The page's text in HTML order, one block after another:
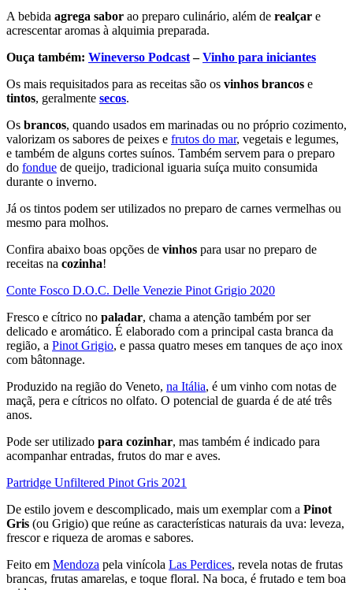
A bebida agrega sabor ao preparo culinário, além de realçar e
acrescentar aromas à alquimia preparada.
Ouça também: Wineverso Podcast–Vinho para iniciantes
Os mais requisitados para as receitas são os vinhos brancos e
tintos, geralmente secos.
Os brancos, quando usados em marinadas ou no próprio cozimento,
valorizam os sabores de peixes e frutos do mar, vegetais e legumes,
e também de alguns cortes suínos. Também servem para o preparo
do fondue de queijo, tradicional iguaria suíça muito consumida
durante o inverno.
Já os tintos podem ser utilizados no preparo de carnes vermelhas ou
mesmo para molhos.
Confira abaixo boas opções de vinhos para usar no preparo de
receitas na cozinha!
Conte Fosco D.O.C. Delle Venezie Pinot Grigio 2020
Fresco e cítrico no paladar, chama a atenção também por ser
delicado e aromático. É elaborado com a principal casta branca da
região, a Pinot Grigio, e passa quatro meses em tanques de aço inox
com bâtonnage.
Produzido na região do Veneto, na Itália, é um vinho com notas de
maçã, pera e cítricos no olfato. O potencial de guarda é de até três
anos.
Pode ser utilizado para cozinhar, mas também é indicado para
acompanhar entradas, frutos do mar e aves.
Partridge Unfiltered Pinot Gris 2021
De estilo jovem e descomplicado, mais um exemplar com a Pinot
Gris (ou Grigio) que reúne as características naturais da uva: leveza,
frescor e riqueza de aromas e sabores.
Feito em Mendoza pela vinícola Las Perdices, revela notas de frutas
brancas, frutas amarelas, e toque floral. Na boca, é frutado e tem boa